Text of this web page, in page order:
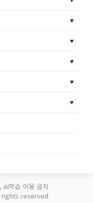
학습 이용 금지
rights reserved